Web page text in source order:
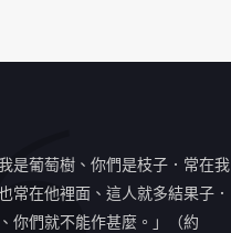
是葡萄樹、你們是枝子．常在我
常在他裡面、這人就多結果子．
你們就不能作甚麼。」（約